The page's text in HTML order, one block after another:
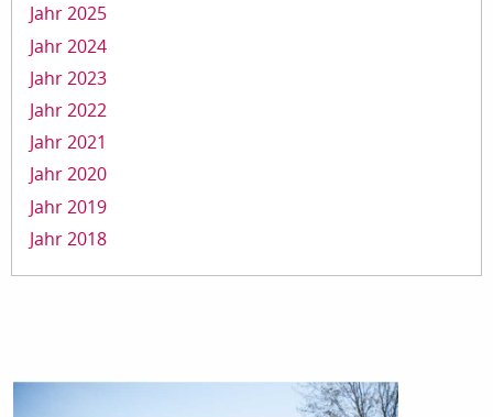
Jahr 2025
Jahr 2024
Jahr 2023
Jahr 2022
Jahr 2021
Jahr 2020
Jahr 2019
Jahr 2018